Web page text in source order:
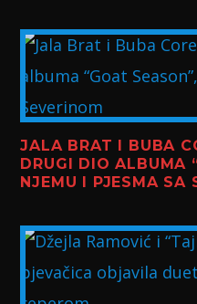
JALA BRAT I BUBA
DRUGI DIO ALBUMA
NJEMU I PJESMA SA